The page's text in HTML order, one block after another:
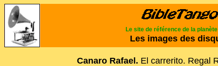
Le site de référence de la planète
Les images des
Canaro Rafael. El carrerito. Regal